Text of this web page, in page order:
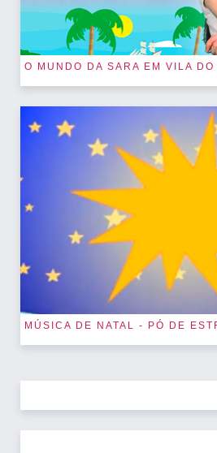
O MUNDO DA SARA EM VILA DO
MÚSICA DE NATAL - PÓ DE